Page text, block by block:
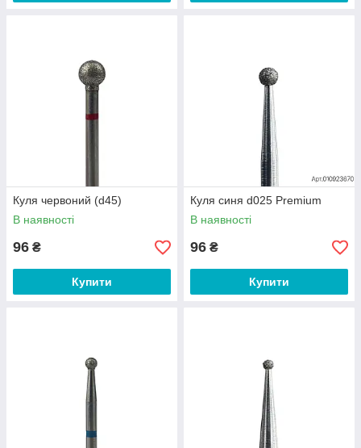
Куля червоний (d45)
В наявності
96 ₴
Купити
Куля синя d025 Premium
В наявності
96 ₴
Купити